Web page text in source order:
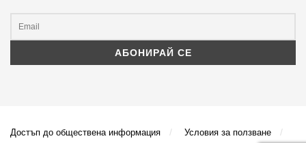
Достъп до обществена информация Условия за ползване